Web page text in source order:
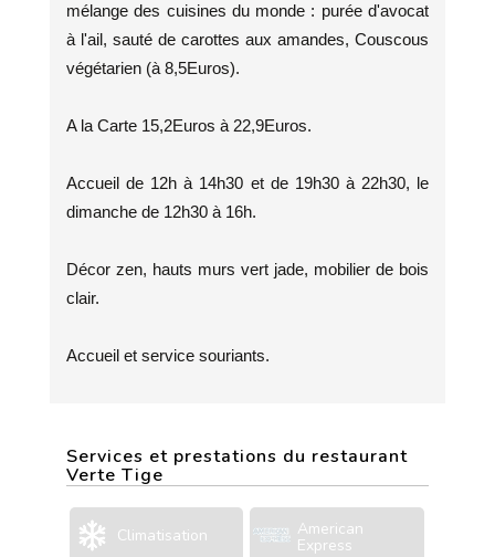
mélange des cuisines du monde : purée d'avocat
à l'ail, sauté de carottes aux amandes, Couscous
végétarien (à 8,5Euros).
A la Carte 15,2Euros à 22,9Euros.
Accueil de 12h à 14h30 et de 19h30 à 22h30, le
dimanche de 12h30 à 16h.
Décor zen, hauts murs vert jade, mobilier de bois
clair.
Accueil et service souriants.
Services et prestations du restaurant
Verte Tige
Climatisation American
Express